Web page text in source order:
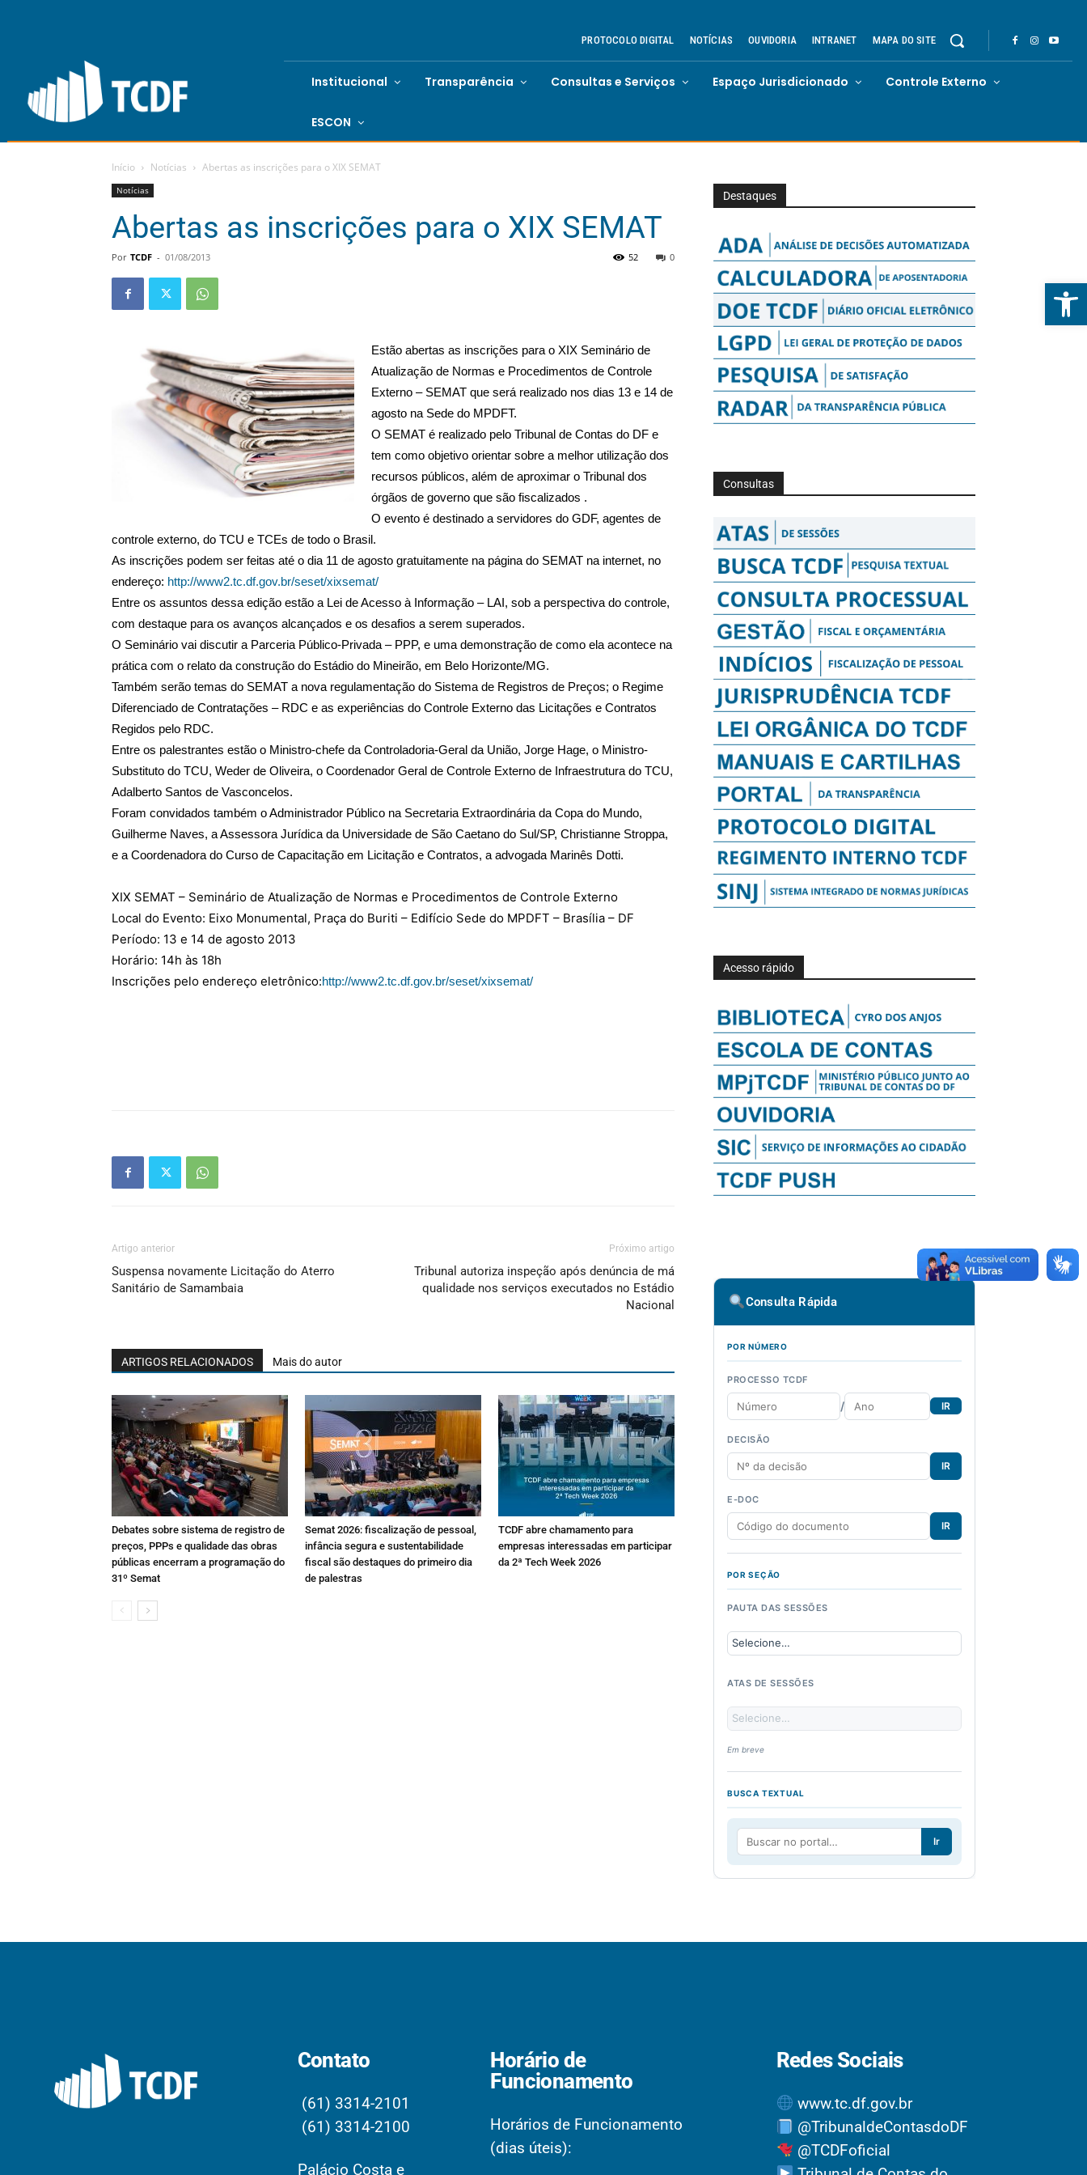
Abrir
PROTOCOLO DIGITAL NOTÍCIAS OUVIDORIA INTRANET MAPA DO SITE
Institucional Transparência Consultas e Serviços Espaço Jurisdicionado Controle Externo
ESCON
Início Notícias Abertas as inscrições para o XIX SEMAT
Notícias
Abertas as inscrições para o XIX SEMAT
Por TCDF - 01/08/2013 0
52
Estão abertas as inscrições para o XIX Seminário de
Atualização de Normas e Procedimentos de Controle
Externo – SEMAT que será realizado nos dias 13 e 14 de
agosto na Sede do MPDFT.
O SEMAT é realizado pelo Tribunal de Contas do DF e
tem como objetivo orientar sobre a melhor utilização dos
recursos públicos, além de aproximar o Tribunal dos
órgãos de governo que são fiscalizados .
O evento é destinado a servidores do GDF, agentes de
controle externo, do TCU e TCEs de todo o Brasil.
As inscrições podem ser feitas até o dia 11 de agosto gratuitamente na página do SEMAT na internet, no
endereço: http://www2.tc.df.gov.br/seset/xixsemat/
Entre os assuntos dessa edição estão a Lei de Acesso à Informação – LAI, sob a perspectiva do controle,
com destaque para os avanços alcançados e os desafios a serem superados.
O Seminário vai discutir a Parceria Público-Privada – PPP, e uma demonstração de como ela acontece na
prática com o relato da construção do Estádio do Mineirão, em Belo Horizonte/MG.
Também serão temas do SEMAT a nova regulamentação do Sistema de Registros de Preços; o Regime
Diferenciado de Contratações – RDC e as experiências do Controle Externo das Licitações e Contratos
Regidos pelo RDC.
Entre os palestrantes estão o Ministro-chefe da Controladoria-Geral da União, Jorge Hage, o Ministro-
Substituto do TCU, Weder de Oliveira, o Coordenador Geral de Controle Externo de Infraestrutura do TCU,
Adalberto Santos de Vasconcelos.
Foram convidados também o Administrador Público na Secretaria Extraordinária da Copa do Mundo,
Guilherme Naves, a Assessora Jurídica da Universidade de São Caetano do Sul/SP, Christianne Stroppa,
e a Coordenadora do Curso de Capacitação em Licitação e Contratos, a advogada Marinês Dotti.
XIX SEMAT – Seminário de Atualização de Normas e Procedimentos de Controle Externo
Local do Evento: Eixo Monumental, Praça do Buriti – Edifício Sede do MPDFT – Brasília – DF
Período: 13 e 14 de agosto 2013
Horário: 14h às 18h
Inscrições pelo endereço eletrônico:http://www2.tc.df.gov.br/seset/xixsemat/
Artigo anterior
Suspensa novamente Licitação do Aterro
Sanitário de Samambaia
Próximo artigo
Tribunal autoriza inspeção após denúncia de má
qualidade nos serviços executados no Estádio
Nacional
ARTIGOS RELACIONADOS Mais do autor
Debates sobre sistema de registro de
preços, PPPs e qualidade das obras
públicas encerram a programação do
31º Semat
Semat 2026: fiscalização de pessoal,
infância segura e sustentabilidade
fiscal são destaques do primeiro dia
de palestras
TCDF abre chamamento para
empresas interessadas em participar
da 2ª Tech Week 2026
Destaques
Consultas
Acesso rápido
Consulta Rápida
POR NÚMERO
PROCESSO TCDF
/ IR
DECISÃO
IR
E-DOC
IR
POR SEÇÃO
PAUTA DAS SESSÕES
ATAS DE SESSÕES
Em breve
BUSCA TEXTUAL
Ir
Contato
(61) 3314-2101
(61) 3314-2100
Palácio Costa e
Horário de
Funcionamento
Horários de Funcionamento
(dias úteis):
Redes Sociais
www.tc.df.gov.br
@TribunaldeContasdoDF
@TCDFoficial